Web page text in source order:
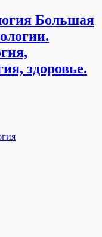
Большая
здоровье.